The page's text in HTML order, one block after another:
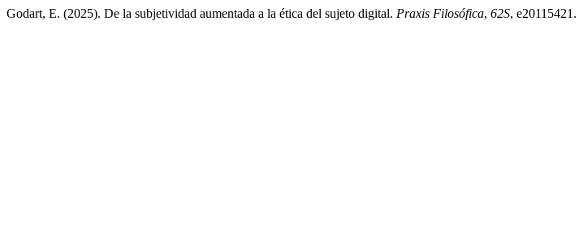
Godart, E. (2025). De la subjetividad aumentada a la ética del sujeto digital. Praxis Filosófica, 62S, e20115421.